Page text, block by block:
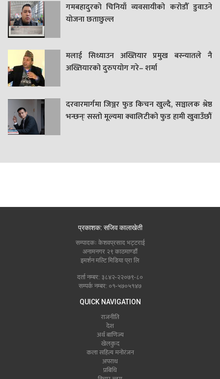
गमबहादुरकाे चिनियाँ व्यवसायीको करोडौँ डुवाउने
याेजना छताछुल्ल
मलाई सिध्याउन अख्तियार प्रमुख बस्न्यातले नै
अख्तियारको दुरुपयोग गरे– शर्मा
दरवारमार्गमा जिञ्जर फुड किचन खुल्दै, सञ्चालक श्रेष्ठ
भन्छन्ः सस्तो मूल्यमा क्वालिटीको फुड हामी खुवाउँछौं
प्रकाशक: सजिव कालाखेती
सम्पादकः केशवप्रसाद भट्टराई
अनामनगर २९ काठमाण्डौं
इमर्शन मल्टि मिडिया प्रा लि
दर्ता नम्बर: ३८४२-२२०७९-८०
सम्पर्क नम्बर: ०१-५७०५१४७
QUICK NAVIGATION
राजनीति
देश
अर्थ बाणिज्य
खेलकुद
कला सहित्य मनोरंजन
अपराध
प्रबिधि